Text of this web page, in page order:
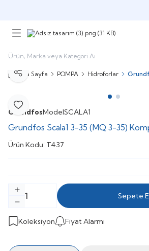
Ana Sayfa POMPA Hidroforlar
Favoriye Ekle
Paylaş
GrundfosModelSCALA1
Grundfos Scala1 3-35 (MQ 3-35)
Ürün Kodu: T437
Sepete
Koleksiyon Fiyat Alarmı